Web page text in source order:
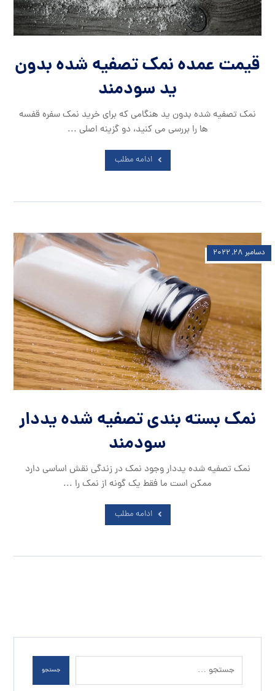
قیمت عمده نمک تصفیه شده بدون
ید سودمند
نمک تصفیه شده بدون ید هنگامی که برای خرید نمک سفره قفسه
ها را بررسی می کنید، دو گزینه اصلی ...
ادامه مطلب
نمک بسته بندی تصفیه شده یددار
سودمند
دسامبر ۲۸, ۲۰۲۲
نمک تصفیه شده یددار وجود نمک در زندگی نقش اساسی دارد
ممکن است ما فقط یک گونه از نمک را ...
ادامه مطلب
جستجو